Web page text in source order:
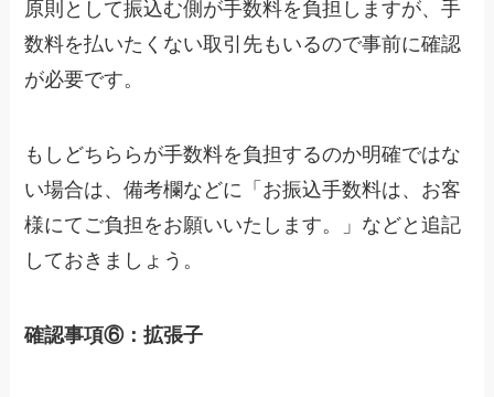
原則として振込む側が手数料を負担しますが、手
数料を払いたくない取引先もいるので事前に確認
が必要です。
もしどちららが手数料を負担するのか明確ではな
い場合は、備考欄などに「お振込手数料は、お客
様にてご負担をお願いいたします。」などと追記
しておきましょう。
確認事項⑥：拡張子